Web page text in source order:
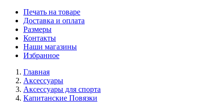
Печать на товаре
Доставка и оплата
Размеры
Контакты
Наши магазины
Избранное
Главная
Аксессуары
Аксессуары для спорта
Капитанские Повязки